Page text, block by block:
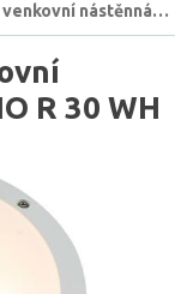
nástěnná…
R 30 WH